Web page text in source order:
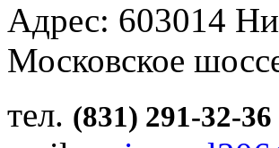
Адрес: 603014
Московское
тел. (831) 291-32-36